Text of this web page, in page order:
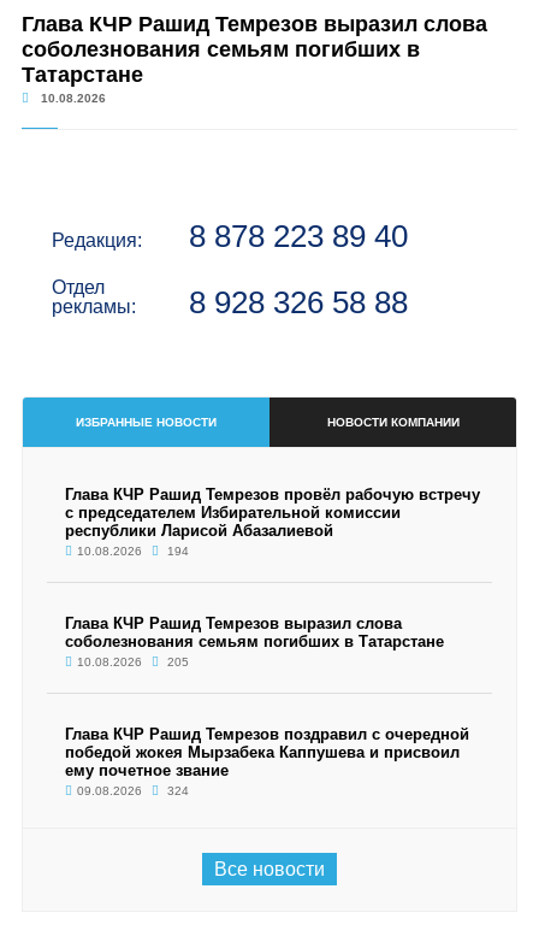
Глава КЧР Рашид Темрезов выразил слова
соболезнования семьям погибших в
Татарстане
10.08.2026
Редакция: 8 878 223 89 40
Отдел
рекламы:
8 928 326 58 88
ИЗБРАННЫЕ НОВОСТИ НОВОСТИ КОМПАНИИ
Глава КЧР Рашид Темрезов провёл рабочую встречу
с председателем Избирательной комиссии
республики Ларисой Абазалиевой
10.08.2026 194
Глава КЧР Рашид Темрезов выразил слова
соболезнования семьям погибших в Татарстане
10.08.2026 205
Глава КЧР Рашид Темрезов поздравил с очередной
победой жокея Мырзабека Каппушева и присвоил
ему почетное звание
09.08.2026 324
Все новости